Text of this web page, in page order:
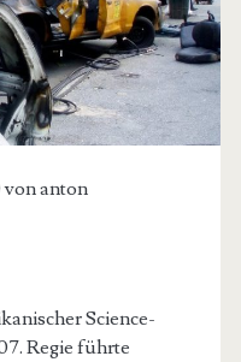
vonanton
Science-
Regie führte